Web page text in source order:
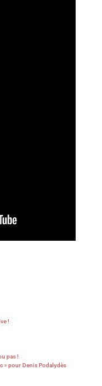
!
pas !
» pour Denis Podalydès